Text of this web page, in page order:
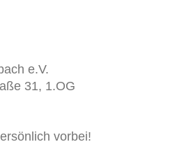
e.V.
31, 1.OG
vorbei!